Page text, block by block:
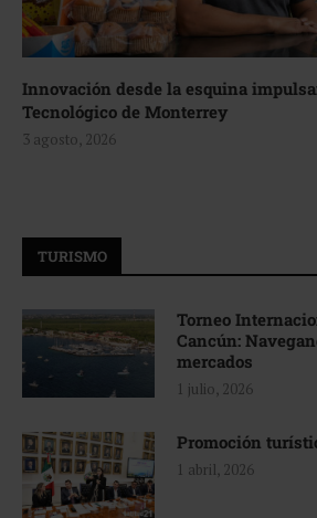
Innovación desde la esquina
Tecnológico de Monterrey
3 agosto, 2026
TURISMO
Torneo
Cancún:
mercados
1 julio, 2026
Promoción
1 abril, 2026